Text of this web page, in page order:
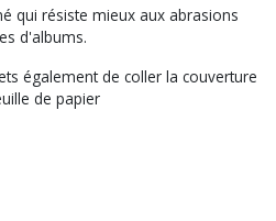
qui résiste mieux aux abrasions
d'albums.
également de coller la couverture
de papier